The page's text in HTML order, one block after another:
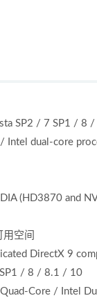
SP2 / 7 SP1 / 8
Intel dual-core
(HD3870 and
空间
DirectX 9
/ 8 / 8.1 / 10
Core / Intel